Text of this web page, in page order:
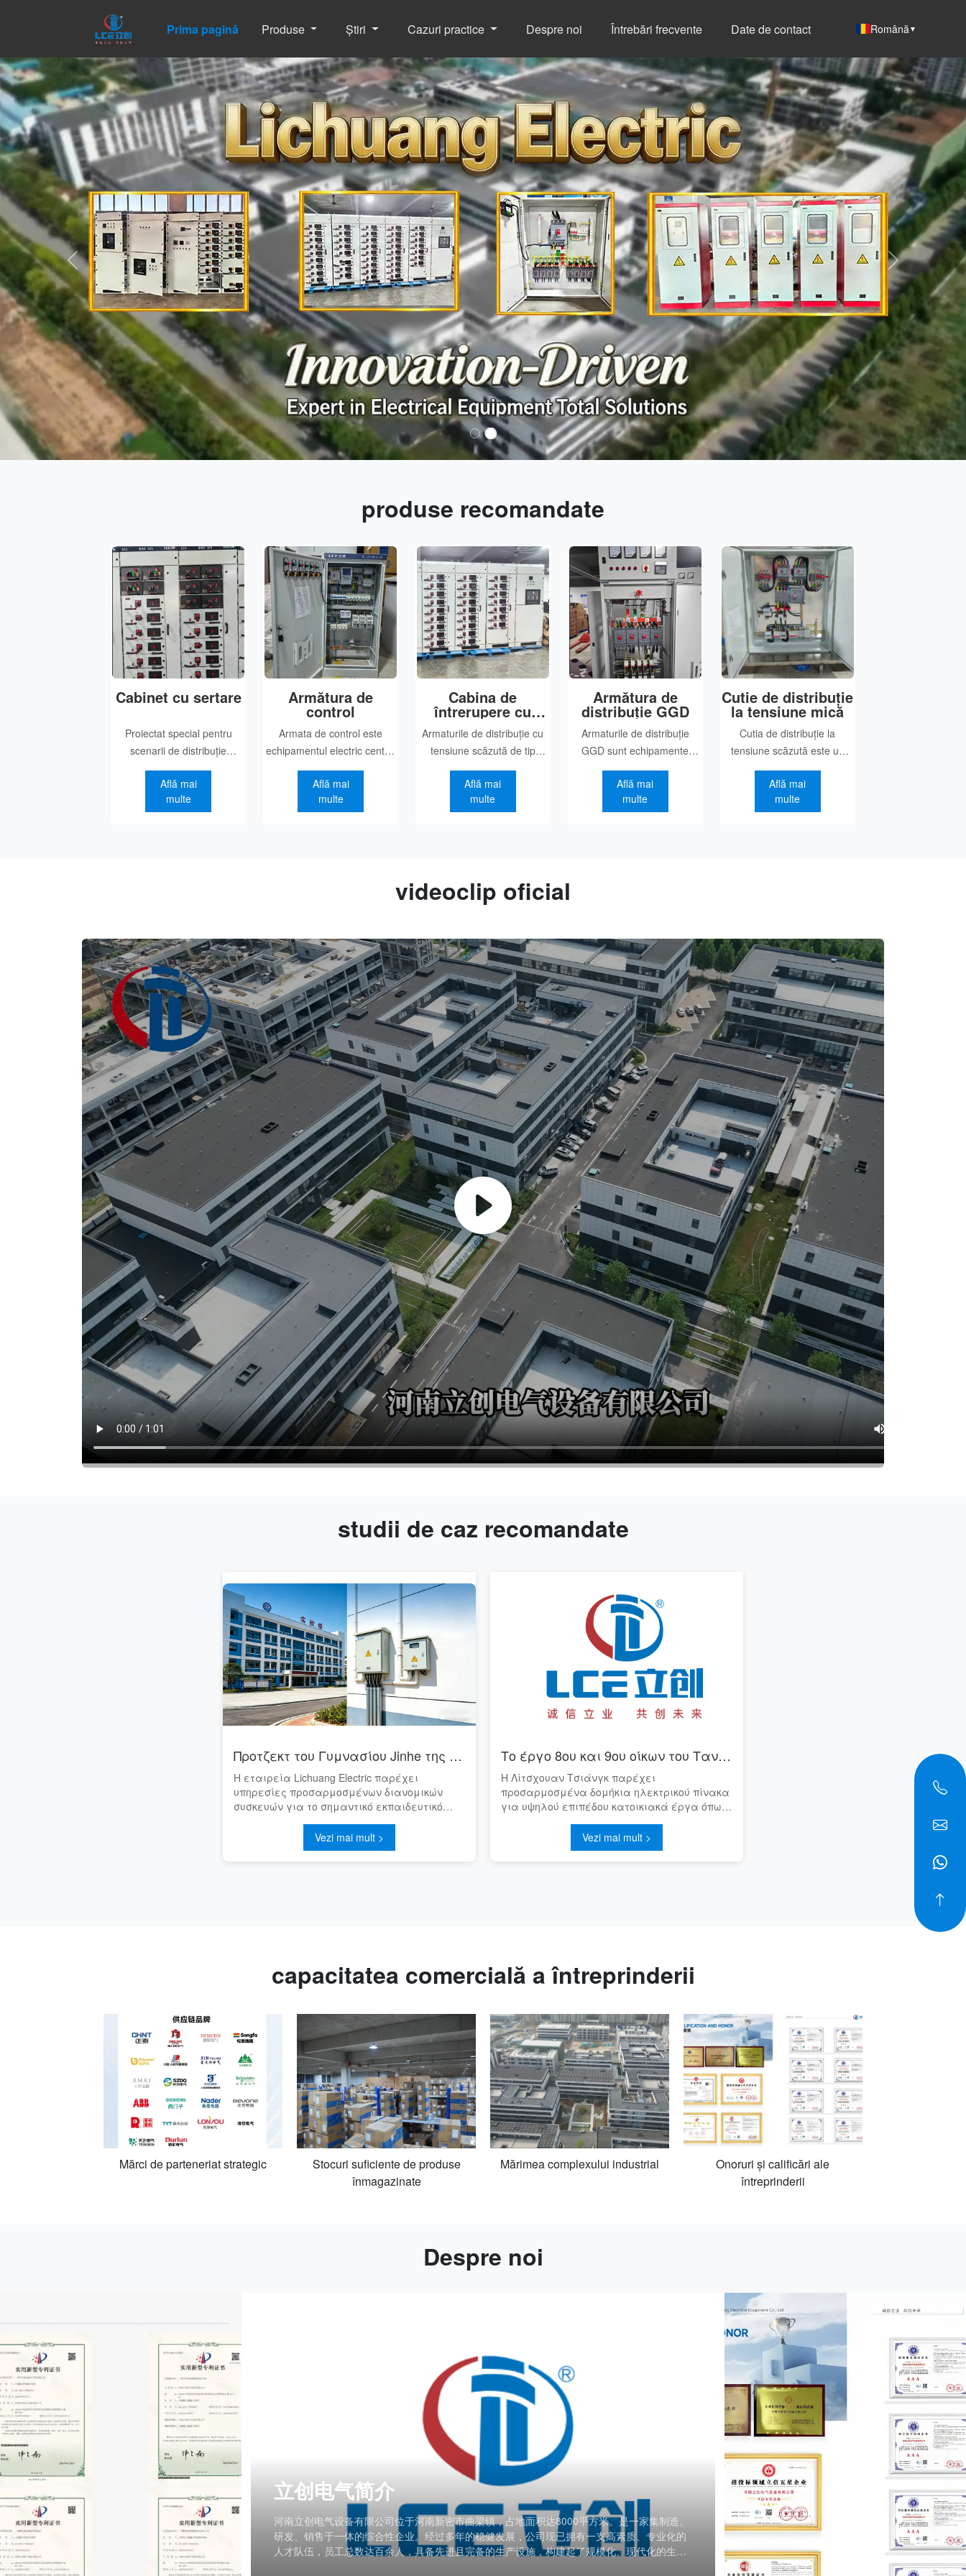
Prima pagină Produse Știri Cazuri practice Despre noi Întrebări frecvente Date de contact Română ▼
Previous Next
produse recomandate
Cabinet cu sertare
Proiectat special pentru
scenarii de distribuție
industrială, acest produs
reunitează trei avantaje
cheie: siguranța, eficiența și
Află mai
multe
Armătura de
control
Armata de control este
echipamentul electric central
al automatizării industriale și
al sistemelor de control
electric, fiind utilizată extins
Află mai
multe
Cabina de
întrerupere cu
tensiune scăzută
Armaturile de distribuție cu
tensiune scăzută de tip
„extractibil” (modelele
principale includ GCS, GCK,
MNS) reprezintă
Află mai
multe
Armătura de
distribuție GGD
Armaturile de distribuție
GGD sunt echipamente
complete de distribuție la
tensiune mică, fixe, care
constituie nucleul sistemului
Află mai
multe
Cutie de distribuție
la tensiune mică
Cutia de distribuție la
tensiune scăzută este un
echipament electric de bază
și central în sistemul de
distribuție la tensiune
Află mai
multe
videoclip oficial
studii de caz recomandate
Προτζεκτ του Γυμνασίου Jinhe της Χουακσγιάν
Η εταιρεία Lichuang Electric παρέχει
υπηρεσίες προσαρμοσμένων διανομικών
συσκευών για το σημαντικό εκπαιδευτικό
με συνολικό συμβολαίο ύψους 313150 yuan
Vezi mai mult >
Το έργο 8ου και 9ου οίκων του Τανγκ Γκουάν Χου Ζου, Ρουζχου
Η Λίτσχουαν Τσιάνγκ παρέχει
προσαρμοσμένα δομήκια ηλεκτρικού πίνακα
για υψηλού επιπέδου κατοικιακά έργα όπως
Τα προϊόντα μας συμμόρφονται με το
Vezi mai mult >
capacitatea comercială a întreprinderii
Mărci de parteneriat strategic
Stocuri suficiente de produse
înmagazinate
Mărimea complexului industrial
Onoruri și calificări ale
întreprinderii
Despre noi
企业实力
河南立创电气设备有限公司自成立以来，始终专注高低压成套电气设备的研发、制造与销售，
深耕配电设备制造领域十余年，以扎实的技术积淀、严谨的品控体系和稳健的经营理念，逐步
成长为电气行业颇具实力的专业制造商。 公司依托规范的生产管理体系，从原材料甄选到成品